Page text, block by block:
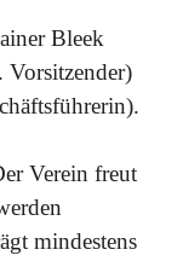
Bleek
Vorsitzender)
Verein freut
mindestens